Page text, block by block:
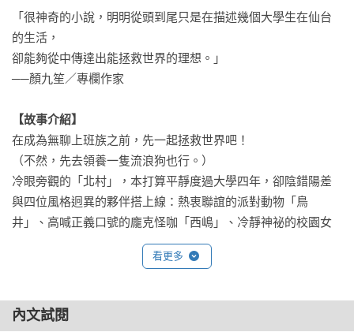
「很神奇的小說，明明從頭到尾只是在描述幾個大學生在仙台
的生活，
卻能夠從中傳達出能拯救世界的理想。」
──顏九笙／專欄作家
【故事介紹】
在成為無聊上班族之前，先一起拯救世界吧！
（不然，先去領養一隻流浪狗也行。）
冷眼旁觀的「北村」，本打算平靜度過大學四年，卻陰錯陽差
與四位風格迥異的夥伴搭上線：熱衷聯誼的派對動物「鳥
井」、高喊正義口號的龐克怪咖「西嶋」、冷靜神祕的校園女
神「東堂」，以及擁有超能力、卻不起眼的女孩「南」。
因為名字裡有「東南西北」外加一隻「鳥」，意外湊齊一桌麻
有人喊出「拯救世界」的豪語，也有人只想在成為平凡上班族
前盡情體驗。
看更多
內文試閱